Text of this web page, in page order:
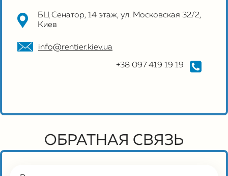
БЦ Сенатор, 14 этаж, ул. Московская 32/2,
Киев
info@rentier.kiev.ua
+38 097 419 19 19
ОБРАТНАЯ СВЯЗЬ